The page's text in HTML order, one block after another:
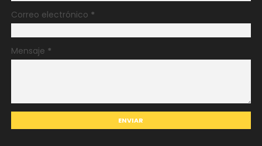
Correo electrónico *
Mensaje *